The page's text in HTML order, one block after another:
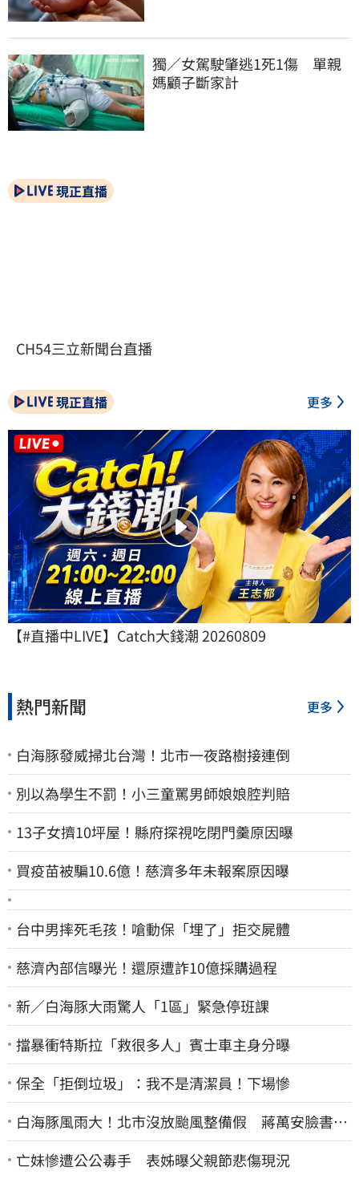
獨／女駕駛肇逃1死1傷　單親
媽顧子斷家計
現正直播
CH54三立新聞台直播
現正直播 更多
【#直播中LIVE】Catch大錢潮 20260809
熱門新聞 更多
白海豚發威掃北台灣！北市一夜路樹接連倒
別以為學生不罰！小三童罵男師娘娘腔判賠
13子女擠10坪屋！縣府探視吃閉門羹原因曝
買疫苗被騙10.6億！慈濟多年未報案原因曝
台中男摔死毛孩！嗆動保「埋了」拒交屍體
慈濟內部信曝光！還原遭詐10億採購過程
新／白海豚大雨驚人「1區」緊急停班課
擋暴衝特斯拉「救很多人」賓士車主身分曝
保全「拒倒垃圾」：我不是清潔員！下場慘
白海豚風雨大！北市沒放颱風整備假 蔣萬安臉書遭
網友灌爆：標準在哪？
亡妹慘遭公公毒手 表姊曝父親節悲傷現況